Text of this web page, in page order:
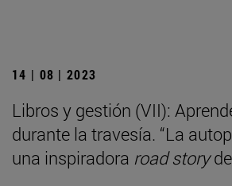
14 | 08 | 2023
Libros y gestión (VII):
durante la travesía. “La
una inspiradora road story